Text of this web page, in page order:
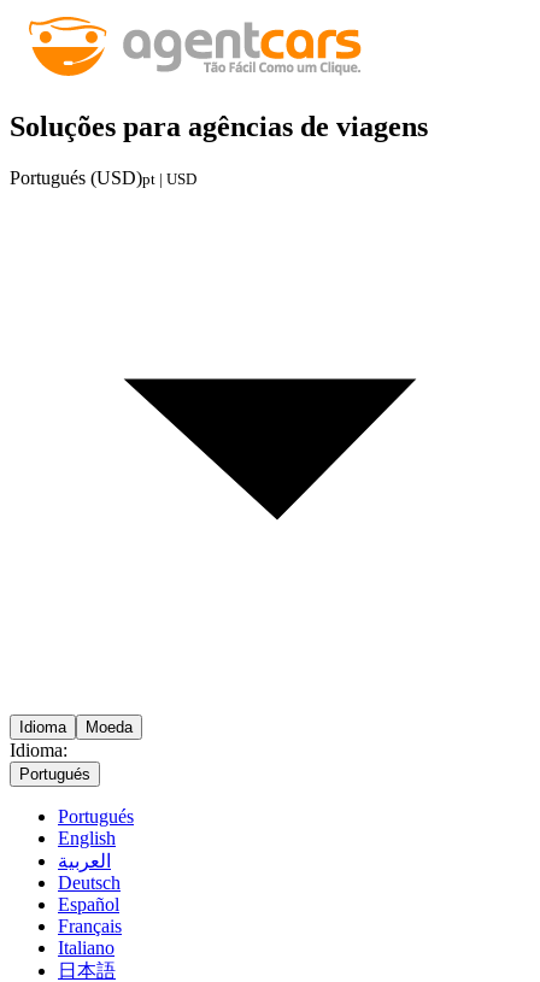
Soluções para agências de viagens
Portugués (USD)pt | USD
Idioma Moeda
Idioma:
Portugués
Portugués
English
العربية
Deutsch
Español
Français
Italiano
日本語